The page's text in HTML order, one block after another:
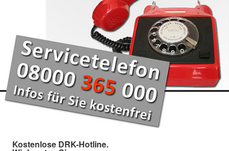
Kostenlose DRK-Hotline.